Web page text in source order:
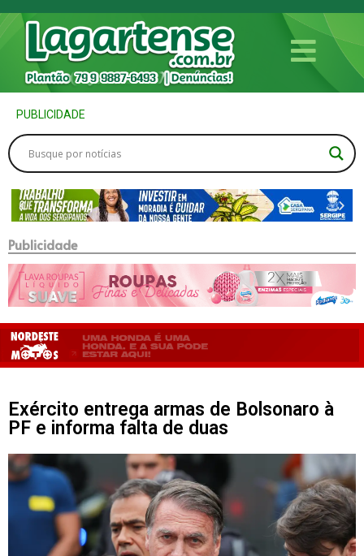
PUBLICIDADE
Publicidade
Exército entrega armas de Bolsonaro à
PF e informa falta de duas